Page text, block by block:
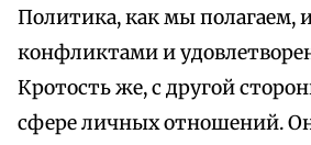
Политика, как мы полагаем,
конфликтами и
Кротость же, с другой
сфере личных отношений.